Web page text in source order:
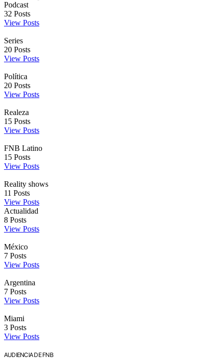
Podcast
32 Posts
View Posts
Series
20 Posts
View Posts
Política
20 Posts
View Posts
Realeza
15 Posts
View Posts
FNB Latino
15 Posts
View Posts
Reality shows
11 Posts
View Posts
Actualidad
8 Posts
View Posts
México
7 Posts
View Posts
Argentina
7 Posts
View Posts
Miami
3 Posts
View Posts
AUDIENCIA DE FNB